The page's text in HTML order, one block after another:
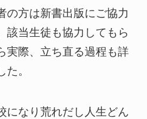
の方は新書出版にご協力
該当生徒も協力してもら
実際、立ち直る過程も詳
。
になり荒れだし人生どん